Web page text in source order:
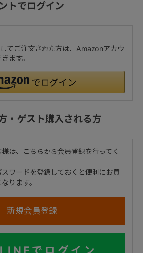
トでログイン
てご注文された方は、Amazonアカウ
ます。
・ゲスト購入される方
は、こちらから会員登録を行ってく
スワードを登録しておくと便利にお買
ります。
LINEでログイン